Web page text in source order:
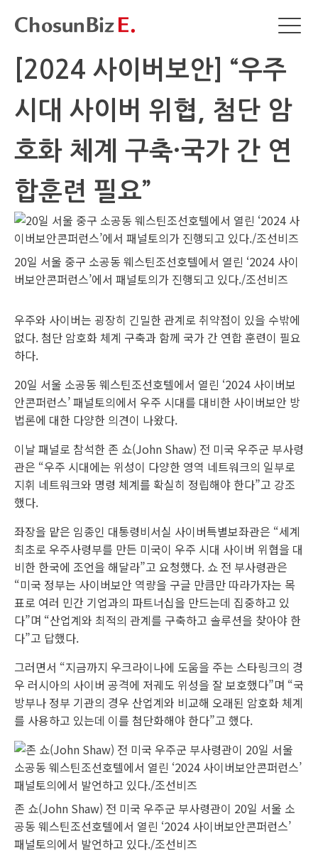
[2024 사이버보안] “우주
시대 사이버 위협, 첨단 암
호화 체계 구축·국가 간 연
합훈련 필요”
20일 서울 중구 소공동 웨스틴조선호텔에서 열린 ‘2024 사이
버보안콘퍼런스’에서 패널토의가 진행되고 있다./조선비즈
우주와 사이버는 굉장히 긴밀한 관계로 취약점이 있을 수밖에
없다. 첨단 암호화 체계 구축과 함께 국가 간 연합 훈련이 필요
하다.
20일 서울 소공동 웨스틴조선호텔에서 열린 ‘2024 사이버보
안콘퍼런스’ 패널토의에서 우주 시대를 대비한 사이버보안 방
법론에 대한 다양한 의견이 나왔다.
이날 패널로 참석한 존 쇼(John Shaw) 전 미국 우주군 부사령
관은 “우주 시대에는 위성이 다양한 영역 네트워크의 일부로
지휘 네트워크와 명령 체계를 확실히 정립해야 한다”고 강조
했다.
좌장을 맡은 임종인 대통령비서실 사이버특별보좌관은 “세계
최초로 우주사령부를 만든 미국이 우주 시대 사이버 위협을 대
비한 한국에 조언을 해달라”고 요청했다. 쇼 전 부사령관은
“미국 정부는 사이버보안 역량을 구글 만큼만 따라가자는 목
표로 여러 민간 기업과의 파트너십을 만드는데 집중하고 있
다”며 “산업계와 최적의 관계를 구축하고 솔루션을 찾아야 한
다”고 답했다.
그러면서 “지금까지 우크라이나에 도움을 주는 스타링크의 경
우 러시아의 사이버 공격에 저궤도 위성을 잘 보호했다”며 “국
방부나 정부 기관의 경우 산업계와 비교해 오래된 암호화 체계
를 사용하고 있는데 이를 첨단화해야 한다”고 했다.
존 쇼(John Shaw) 전 미국 우주군 부사령관이 20일 서울 소
공동 웨스틴조선호텔에서 열린 ‘2024 사이버보안콘퍼런스’
패널토의에서 발언하고 있다./조선비즈